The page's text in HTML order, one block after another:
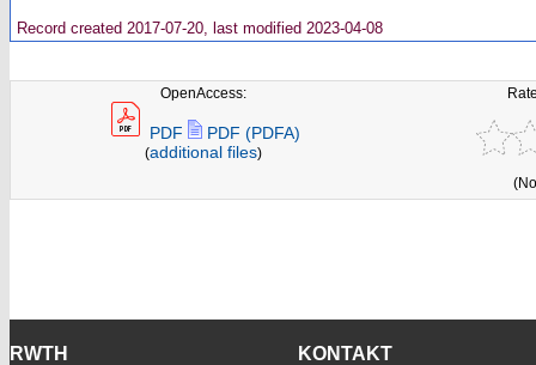
Record created 2017-07-20, last modified 2023-04-08
OpenAccess:
PDF PDF (PDFA)
(additional files)
RWTH KONTAKT